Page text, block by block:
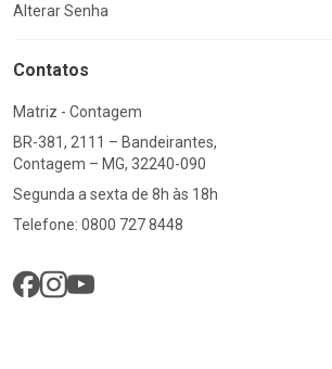
Alterar Senha
Contatos
Matriz - Contagem
BR-381, 2111 – Bandeirantes,
Contagem – MG, 32240-090
Segunda a sexta de 8h às 18h
Telefone: 0800 727 8448